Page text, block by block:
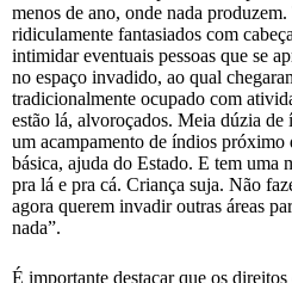
menos de ano, onde nada
ridiculamente fantasiados com
intimidar eventuais pessoas que se
no espaço invadido, ao qual
tradicionalmente ocupado com
estão lá, alvoroçados. Meia dúzia de
um acampamento de índios próximo
básica, ajuda do Estado. E tem uma
pra lá e pra cá. Criança suja. Não
agora querem invadir outras áreas
nada”.
É importante destacar que os